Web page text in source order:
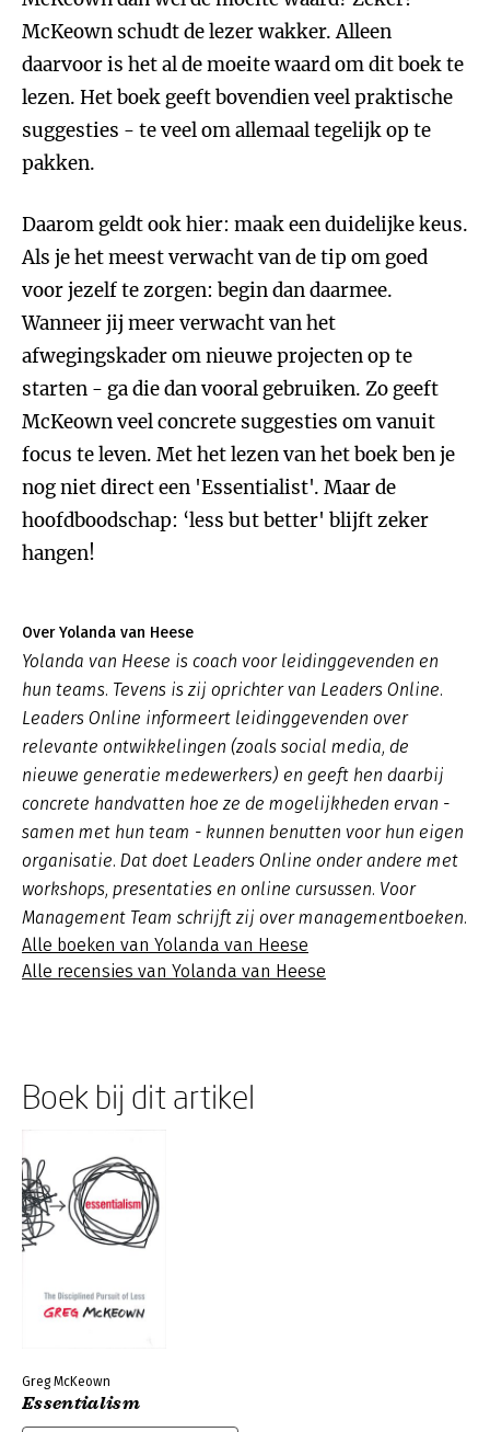
McKeown schudt de lezer wakker. Alleen
daarvoor is het al de moeite waard om dit boek te
lezen. Het boek geeft bovendien veel praktische
suggesties - te veel om allemaal tegelijk op te
pakken.
Daarom geldt ook hier: maak een duidelijke keus.
Als je het meest verwacht van de tip om goed
voor jezelf te zorgen: begin dan daarmee.
Wanneer jij meer verwacht van het
afwegingskader om nieuwe projecten op te
starten - ga die dan vooral gebruiken. Zo geeft
McKeown veel concrete suggesties om vanuit
focus te leven. Met het lezen van het boek ben je
nog niet direct een 'Essentialist'. Maar de
hoofdboodschap: ‘less but better' blijft zeker
hangen!
Over Yolanda van Heese
Yolanda van Heese is coach voor leidinggevenden en
hun teams. Tevens is zij oprichter van Leaders Online.
Leaders Online informeert leidinggevenden over
relevante ontwikkelingen (zoals social media, de
nieuwe generatie medewerkers) en geeft hen daarbij
concrete handvatten hoe ze de mogelijkheden ervan -
samen met hun team - kunnen benutten voor hun eigen
organisatie. Dat doet Leaders Online onder andere met
workshops, presentaties en online cursussen. Voor
Management Team schrijft zij over managementboeken.
Alle boeken van Yolanda van Heese
Alle recensies van Yolanda van Heese
Boek bij dit artikel
Greg McKeown
Essentialism